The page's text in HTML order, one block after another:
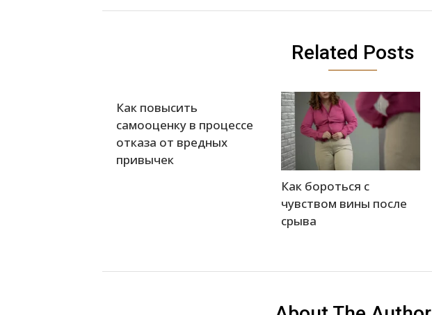
Related Posts
Как повысить
самооценку в процессе
отказа от вредных
привычек
Как бороться с
чувством вины после
срыва